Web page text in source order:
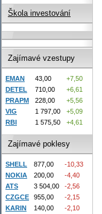
Škola investování
Zajímavé vzestupy
EMAN 43,00
+7,50
DETEL
710,00
+6,61
PRAPM
228,00
+5,56
VIG
1 797,00
+5,09
RBI
1 575,50 +4,61
Zajímavé poklesy
SHELL 877,00
-10,33
NOKIA
200,00
-4,40
ATS
3 504,00
-2,56
CZGCE
955,00
-2,15
KARIN
140,00 -2,10